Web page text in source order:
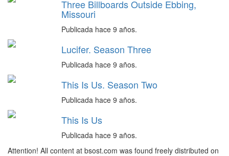
Three Billboards Outside Ebbing,
Missouri
Publicada hace 9 años.
Lucifer. Season Three
Publicada hace 9 años.
This Is Us. Season Two
Publicada hace 9 años.
This Is Us
Publicada hace 9 años.
Attention! All content at bsost.com was found freely distributed on